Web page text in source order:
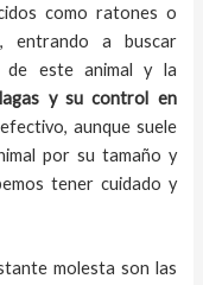
como ratones o
entrando a buscar
de este animal y la
y su control en
aunque suele
por su tamaño y
tener cuidado y
molesta son las